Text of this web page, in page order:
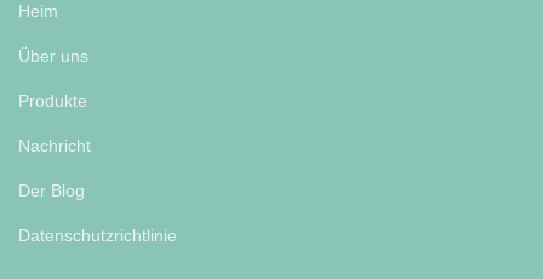
Heim
Über uns
Produkte
Nachricht
Der Blog
Datenschutzrichtlinie